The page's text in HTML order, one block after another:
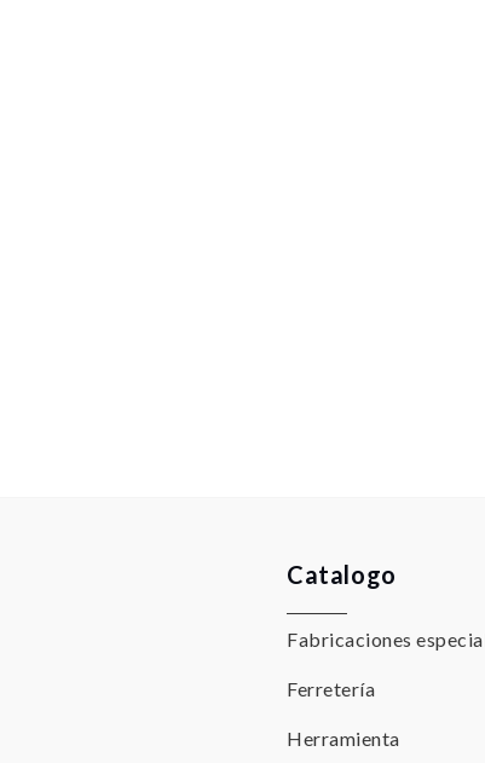
Catalogo
Fabricaciones
Ferretería
Herramienta